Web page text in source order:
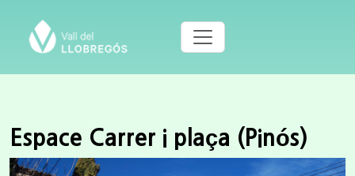
Espace Carrer i plaça (Pinós)